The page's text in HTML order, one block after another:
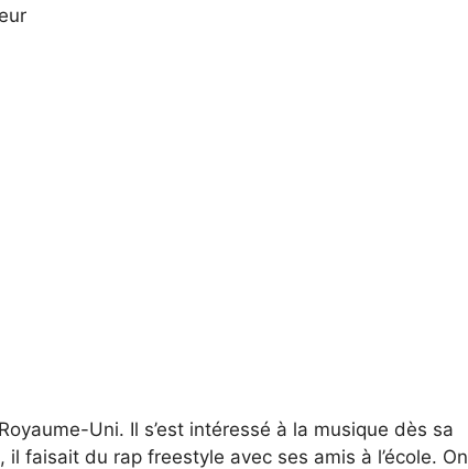
Uni. Il s’est intéressé à la musique dès sa
faisait du rap freestyle avec ses amis à l’école. On